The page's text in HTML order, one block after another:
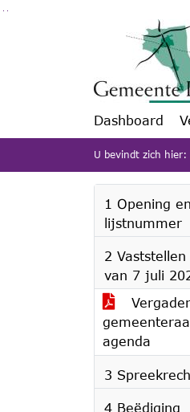
Ga naar de inhoud van deze
Dashboard
U bevindt zich hier:
1 Opening
lijstnummer
2
van 7 juli
agenda
3
4 Beëdiging